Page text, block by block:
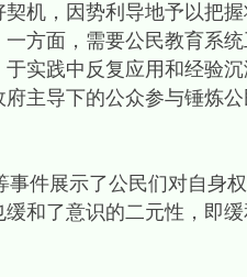
机，因势利导地予以把
方面，需要公民教育系
实践中反复应用和经验
主导下的公众参与锤炼
件展示了公民们对自身
和了意识的二元性，即